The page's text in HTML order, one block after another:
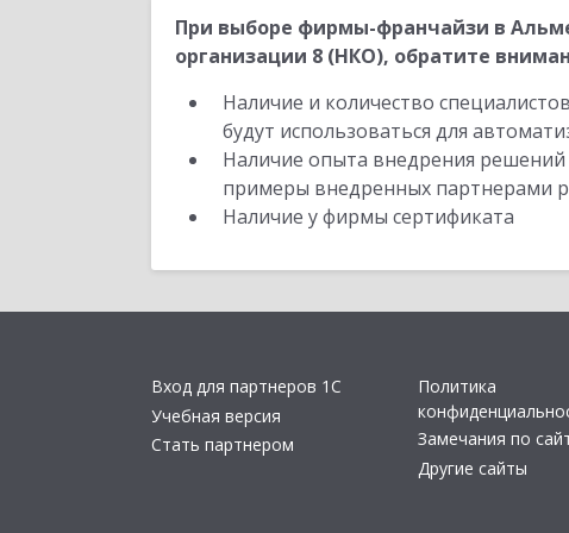
При выборе фирмы-франчайзи в
организации 8 (НКО), обратите
Наличие и количество
будут использоваться для
Наличие опыта внедрения
примеры внедренных партнерами
Наличие у фирмы сертификата
Вход для партнеров 1С
Учебная версия
Стать партнером
Политика
Замечания по
Другие сайты